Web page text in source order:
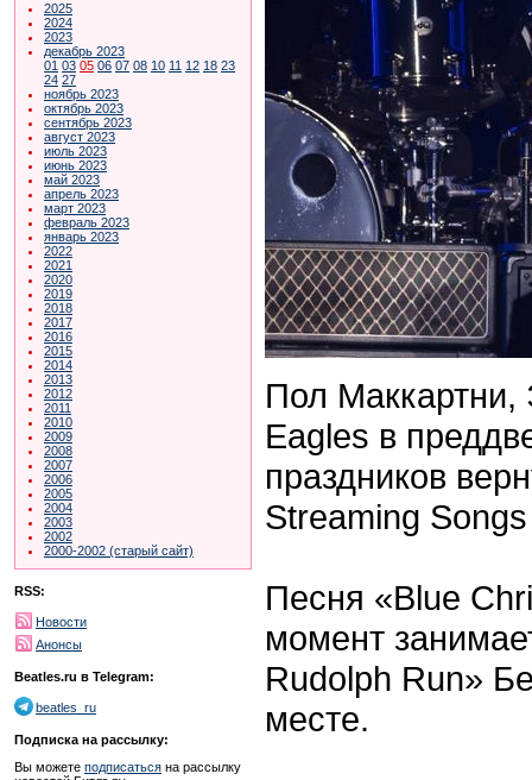
2025
2024
2023
декабрь 2023
01 03 05 06 07 08 10 11 12 18 23
24 27
ноябрь 2023
октябрь 2023
сентябрь 2023
август 2023
июль 2023
июнь 2023
май 2023
апрель 2023
март 2023
февраль 2023
январь 2023
2022
2021
2020
2019
2018
2017
2016
2015
2014
2013
2012
2011
2010
2009
2008
2007
2006
2005
2004
2003
2002
2000-2002 (старый сайт)
RSS:
Новости
Анонсы
Beatles.ru в Telegram:
beatles_ru
Подписка на рассылку:
Вы можете подписаться на рассылку
Пол
Eagles в
праздников
Streaming
Песня «Blue
момент
Rudolph Run»
месте.